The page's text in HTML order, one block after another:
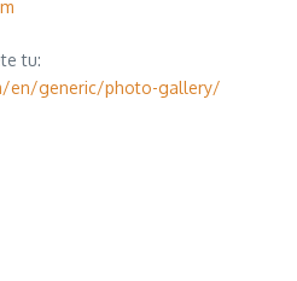
tu:
en/generic/photo-gallery/